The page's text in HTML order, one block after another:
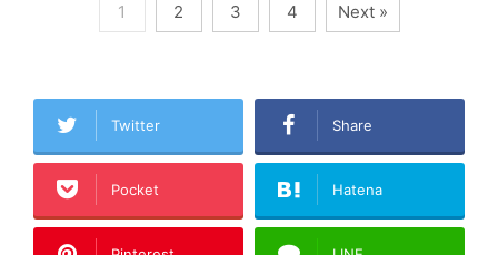
1 2 3 4 Next »
Twitter Share
Pocket Hatena